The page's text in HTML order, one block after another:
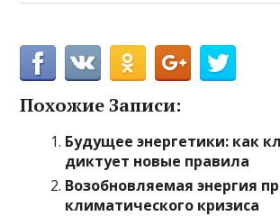
Похожие Записи:
Будущее энергетики: как
диктует новые правила
Возобновляемая энергия
климатического кризиса